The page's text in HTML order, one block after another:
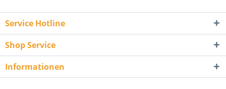
Service Hotline
Shop Service
Informationen